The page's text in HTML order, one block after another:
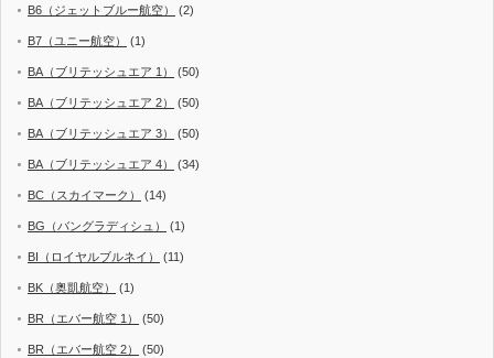
B6（ジェットブルー航空） (2)
B7（ユニー航空） (1)
BA（ブリテッシュエア 1） (50)
BA（ブリテッシュエア 2） (50)
BA（ブリテッシュエア 3） (50)
BA（ブリテッシュエア 4） (34)
BC（スカイマーク） (14)
BG（バングラディシュ） (1)
BI（ロイヤルブルネイ） (11)
BK（奥凱航空） (1)
BR（エバー航空 1） (50)
BR（エバー航空 2） (50)